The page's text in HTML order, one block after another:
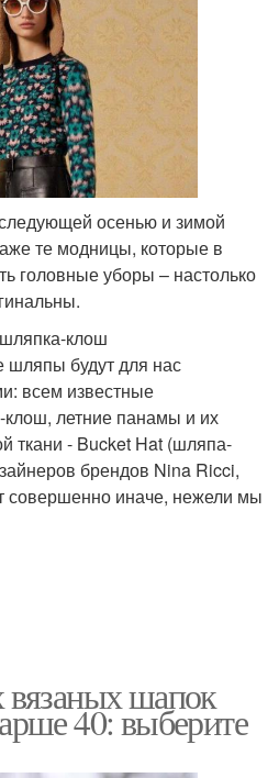
осенью и зимой
те модницы, которые в
головные уборы – настолько
клош
будут для нас
всем известные
летние панамы и их
ткани - Bucket Hat (шляпа-
брендов Nina Ricci,
совершенно иначе, нежели мы
шапок
40: выберите